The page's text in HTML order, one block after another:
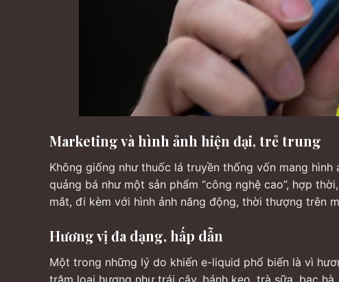
Marketing và hình ảnh hiện đại, trẻ trung
Không giống như thuốc lá truyền thống vốn mang
quảng bá như một sản phẩm “công nghệ cao”, hợp
mắt, đi kèm với hình ảnh năng động, thời thượng trên
Hương vị đa dạng, hấp dẫn
Một trong những lý do khiến e-liquid phổ biến là vì